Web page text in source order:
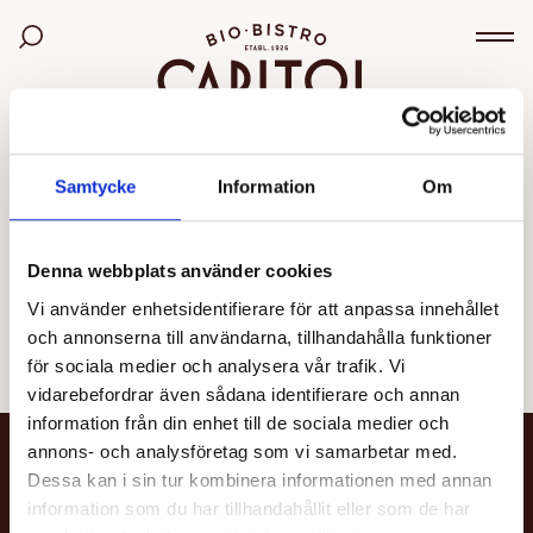
Samtycke Information Om
Denna webbplats använder cookies
Vi använder enhetsidentifierare för att anpassa innehållet
och annonserna till användarna, tillhandahålla funktioner
för sociala medier och analysera vår trafik. Vi
vidarebefordrar även sådana identifierare och annan
information från din enhet till de sociala medier och
annons- och analysföretag som vi samarbetar med.
Dessa kan i sin tur kombinera informationen med annan
information som du har tillhandahållit eller som de har
Bio Capitol
Sök bland filmer
OGILTIG VISNING
längre att boka.
Se alla filmer
NYHETSBREV